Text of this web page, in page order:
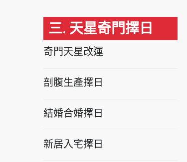
三. 天星奇門擇日
奇門天星改運
剖腹生產擇日
結婚合婚擇日
新居入宅擇日